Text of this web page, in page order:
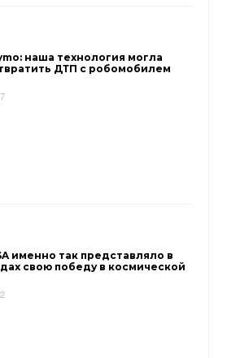
наша технология могла
ДТП с робомобилем
именно так представляло в
свою победу в космической